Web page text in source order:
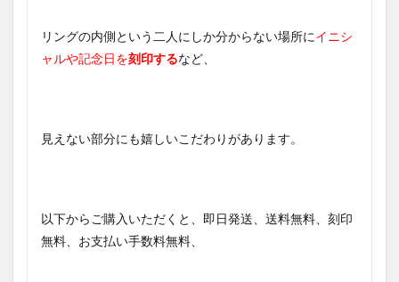
リングの内側という二人にしか分からない場所にイニシ
ャルや記念日を刻印するなど、
見えない部分にも嬉しいこだわりがあります。
以下からご購入いただくと、即日発送、送料無料、刻印
無料、お支払い手数料無料、